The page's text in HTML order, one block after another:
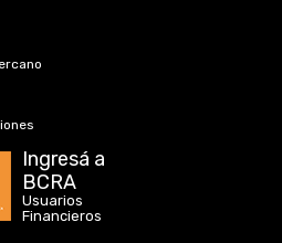
Ingresá a
BCRA
Usuarios
Financieros